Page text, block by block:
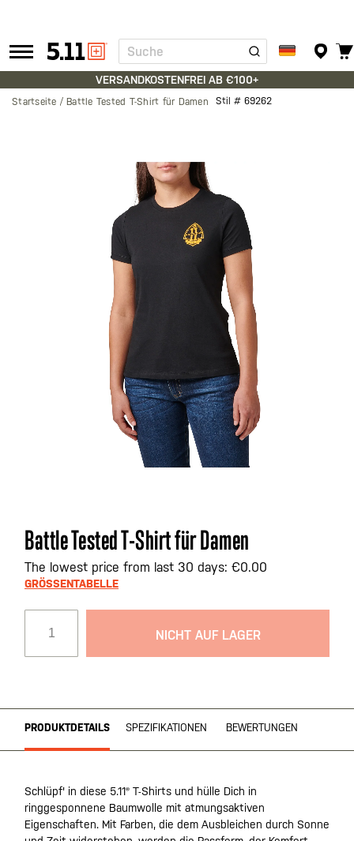
Tactical
Gear
Suche
VERSANDKOSTENFREI AB €100+
Startseite Battle Tested T-Shirt für Damen Stil # 69262
Zum
Anfang
der
Bildgalerie
Battle Tested T-Shirt für Damen
The lowest price from last 30 days: €0.00
GRÖSSENTABELLE
NICHT AUF LAGER
PRODUKTDETAILS SPEZIFIKATIONEN BEWERTUNGEN
Schlüpf' in diese 5.11® T-Shirts und hülle Dich in
ringgesponnene Baumwolle mit atmungsaktiven
Eigenschaften. Mit Farben, die dem Ausbleichen durch Sonne